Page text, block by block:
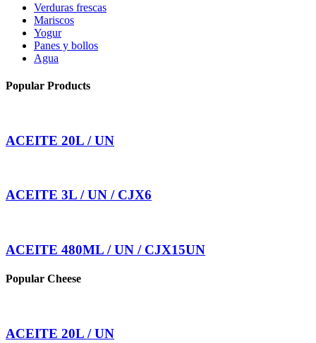
Verduras frescas
Mariscos
Yogur
Panes y bollos
Agua
Popular Products
ACEITE 20L / UN
ACEITE 3L / UN / CJX6
ACEITE 480ML / UN / CJX15UN
Popular Cheese
ACEITE 20L / UN